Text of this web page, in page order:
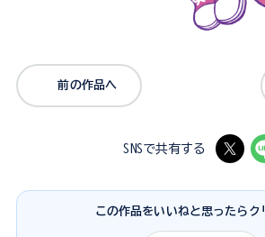
前の作品へ
SNSで共有する
この作品をいいねと思ったらク